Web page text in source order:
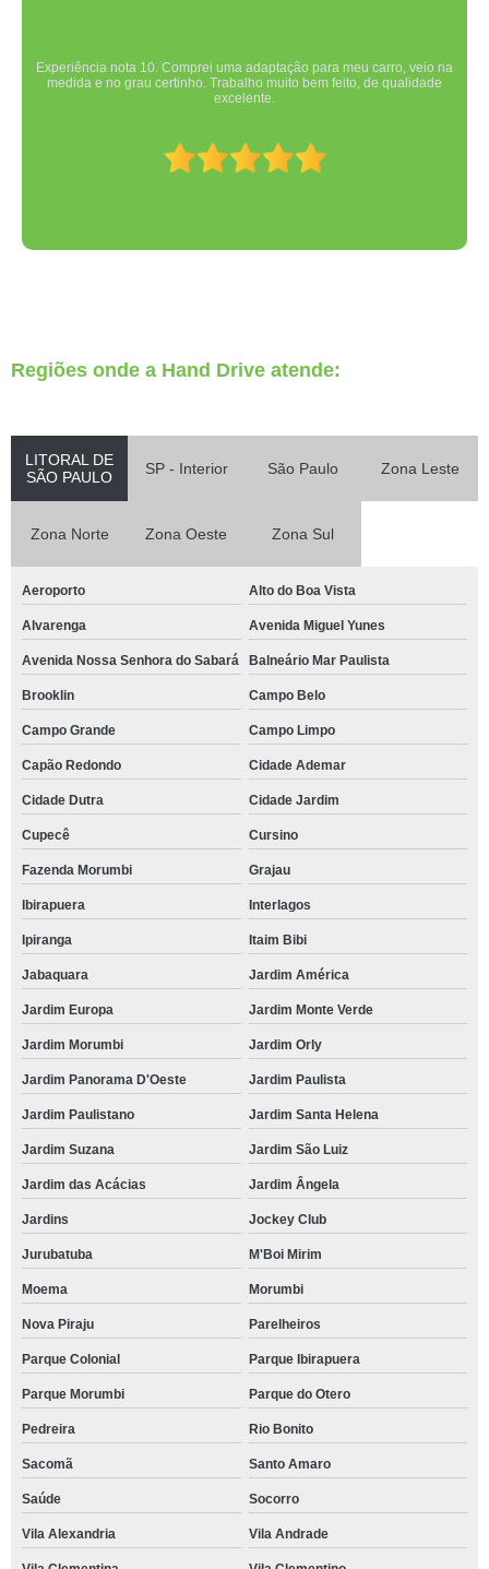
Experiência nota 10. Comprei uma adaptação para meu carro, veio na
medida e no grau certinho. Trabalho muito bem feito, de qualidade
excelente.
Regiões onde a Hand Drive atende:
LITORAL DE
SÃO PAULO
SP - Interior São Paulo Zona Leste
Zona Norte Zona Oeste Zona Sul
Aeroporto Alto do Boa Vista
Alvarenga Avenida Miguel Yunes
Avenida Nossa Senhora do Sabará Balneário Mar Paulista
Brooklin Campo Belo
Campo Grande Campo Limpo
Capão Redondo Cidade Ademar
Cidade Dutra Cidade Jardim
Cupecê Cursino
Fazenda Morumbi Grajau
Ibirapuera Interlagos
Ipiranga Itaim Bibi
Jabaquara Jardim América
Jardim Europa Jardim Monte Verde
Jardim Morumbi Jardim Orly
Jardim Panorama D'Oeste Jardim Paulista
Jardim Paulistano Jardim Santa Helena
Jardim Suzana Jardim São Luiz
Jardim das Acácias Jardim Ângela
Jardins Jockey Club
Jurubatuba M'Boi Mirim
Moema Morumbi
Nova Piraju Parelheiros
Parque Colonial Parque Ibirapuera
Parque Morumbi Parque do Otero
Pedreira Rio Bonito
Sacomã Santo Amaro
Saúde Socorro
Vila Alexandria Vila Andrade